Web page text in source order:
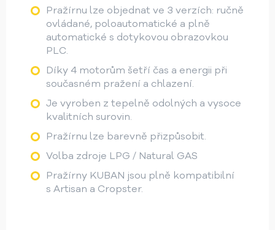
Pražírnu lze objednat ve 3 verzích: ručně
ovládané, poloautomatické a plně
automatické s dotykovou obrazovkou
PLC.
Díky 4 motorům šetří čas a energii při
současném pražení a chlazení.
Je vyroben z tepelně odolných a vysoce
kvalitních surovin.
Pražírnu lze barevně přizpůsobit.
Volba zdroje LPG / Natural GAS
Pražírny KUBAN jsou plně kompatibilní
s Artisan a Cropster.